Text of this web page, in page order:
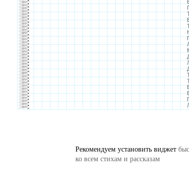
Рекомендуем установить виджет
ко всем стихам и рассказам